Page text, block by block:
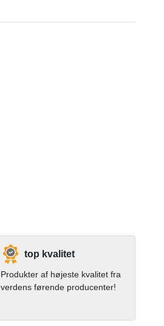
top kvalitet
Produkter af højeste kvalitet fra
verdens førende producenter!